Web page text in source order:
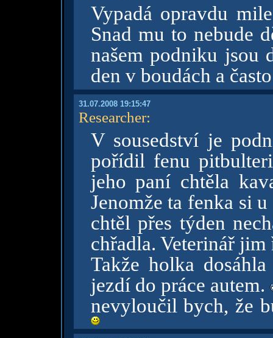
Vypadá opravdu
Snad mu to nebude
našem podniku jsou
den v boudách a
31.07.2008 19:15:47
Researcher:
V sousedství je
pořídil fenu
jeho paní chtěla
Jenomže ta fenka si
chtěl přes týden
chřadla. Veterinář
Takže holka
jezdí do práce autem.
nevyloučil bych, že